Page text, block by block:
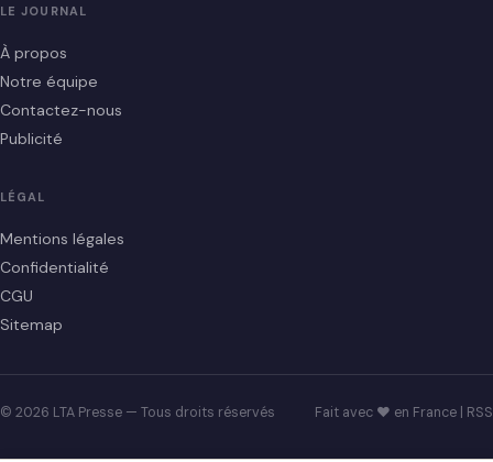
LE JOURNAL
À propos
Notre équipe
Contactez-nous
Publicité
LÉGAL
Mentions légales
Confidentialité
CGU
Sitemap
© 2026 LTA Presse — Tous droits réservés Fait avec ♥ en France | RSS